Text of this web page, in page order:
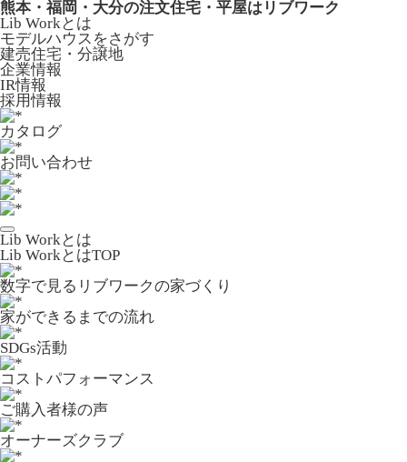
熊本・福岡・大分の注文住宅・平屋はリブワーク
Lib Workとは
モデルハウスをさがす
建売住宅・分譲地
企業情報
IR情報
採用情報
カタログ
お問い合わせ
Lib Workとは
Lib WorkとはTOP
数字で⾒るリブワークの家づくり
家ができるまでの流れ
SDGs活動
コストパフォーマンス
ご購入者様の声
オーナーズクラブ